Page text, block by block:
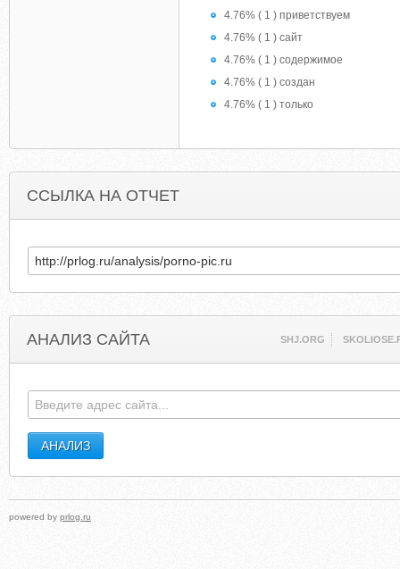
4.76% ( 1 ) приветствуем
4.76% ( 1 ) сайт
4.76% ( 1 ) содержимое
4.76% ( 1 ) создан
4.76% ( 1 ) только
ССЫЛКА НА ОТЧЕТ
АНАЛИЗ САЙТА SHJ.ORG
powered by prlog.ru